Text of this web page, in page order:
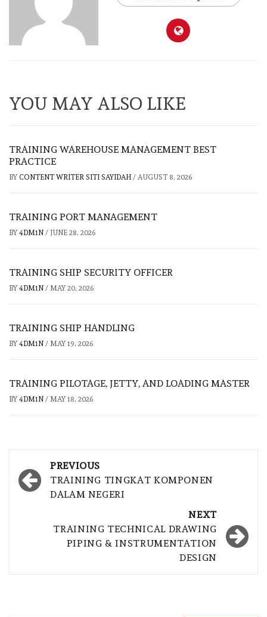
YOU MAY ALSO LIKE
TRAINING WAREHOUSE MANAGEMENT BEST
PRACTICE
BY CONTENT WRITER SITI SAYIDAH / AUGUST 8, 2026
TRAINING PORT MANAGEMENT
BY 4DM1N / JUNE 28, 2026
TRAINING SHIP SECURITY OFFICER
BY 4DM1N / MAY 20, 2026
TRAINING SHIP HANDLING
BY 4DM1N / MAY 19, 2026
TRAINING PILOTAGE, JETTY, AND LOADING MASTER
BY 4DM1N / MAY 18, 2026
Post
navigation
PREVIOUS
TRAINING TINGKAT KOMPONEN
DALAM NEGERI
NEXT
TRAINING TECHNICAL DRAWING
PIPING & INSTRUMENTATION
DESIGN